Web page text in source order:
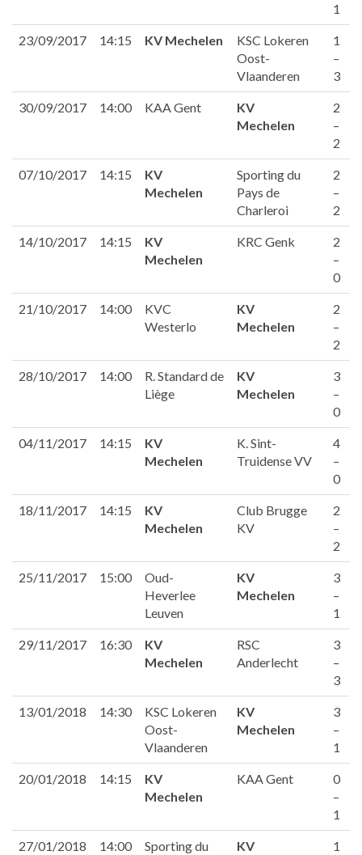
1
23/09/2017 14:15 KV Mechelen
KSC Lokeren
Oost-
Vlaanderen
1
–
3
30/09/2017 14:00 KAA Gent
KV
Mechelen
2
–
2
07/10/2017 14:15
KV
Mechelen
Sporting du
Pays de
Charleroi
2
–
2
14/10/2017 14:15
KV
Mechelen
KRC Genk
2
–
0
21/10/2017 14:00
KVC
Westerlo
KV
Mechelen
2
–
2
28/10/2017 14:00
R. Standard de
Liège
KV
Mechelen
3
–
0
04/11/2017 14:15
KV
Mechelen
K. Sint-
Truidense VV
4
–
0
18/11/2017 14:15
KV
Mechelen
Club Brugge
KV
2
–
2
25/11/2017 15:00
Oud-
Heverlee
Leuven
KV
Mechelen
3
–
1
29/11/2017 16:30
KV
Mechelen
RSC
Anderlecht
3
–
3
13/01/2018 14:30
KSC Lokeren
Oost-
Vlaanderen
KV
Mechelen
3
–
1
20/01/2018 14:15
KV
Mechelen
KAA Gent
0
–
1
27/01/2018 14:00
Sporting du
KV
1